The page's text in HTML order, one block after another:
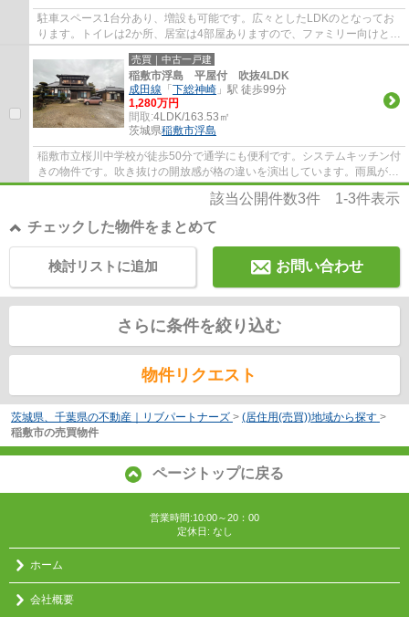
駐車スペース1台分あり、増設も可能です。広々としたLDKのとなってお
ります。トイレは2か所、居室は4部屋ありますので、ファミリー向けとし
てもおすすめです！こだわりの間取りなので...
売買｜中古一戸建
稲敷市浮島 平屋付 吹抜4LDK
成田線 「 下総神崎 」駅 徒歩99分
1,280万円
間取:4LDK/163.53㎡
茨城県稲敷市浮島
稲敷市立桜川中学校が徒歩50分で通学にも便利です。システムキッチン付
きの物件です。吹き抜けの開放感が格の違いを演出しています。雨風が強
い時や、暗い夜でも作業ができるシャッタ...
該当公開件数3件 1-3件表示
チェックした物件をまとめて
お問い合わせ
検討リストに追加
さらに条件を絞り込む
物件リクエスト
茨城県、千葉県の不動産｜リブパートナーズ > (居住用(売買))地域から探す >
稲敷市の売買物件
ページトップに戻る
営業時間:10:00～20：00
定休日: なし
ホーム
会社概要